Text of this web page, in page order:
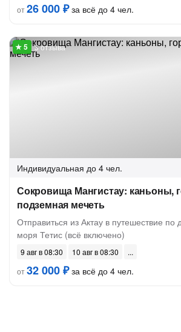
от26 000 ₽за всё до 4 чел.
3 отзыва
Индивидуальная до 4 чел.
Сокровища Мангистау: каньоны,
подземная мечеть
Отправиться из Актау в путешествие по
моря Тетис (всё включено)
9 авг в 08:30
10 авг в 08:30
от32 000 ₽за всё до 4 чел.